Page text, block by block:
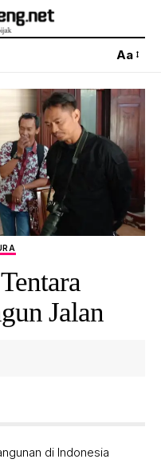
Aa
Jalan
di Indonesia